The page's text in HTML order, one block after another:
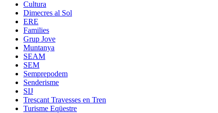
Cultura
Dimecres al Sol
ERE
Families
Grup Jove
Muntanya
SEAM
SEM
Semprepodem
Senderisme
SIJ
Trescant Travesses en Tren
Turisme Eqüestre